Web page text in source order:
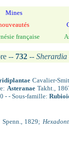
Mines
française
-- 732-- Sherardia
Cavalier-
AsteranaeTakht.,
- - Sous-famille:
Spenn., 1829;